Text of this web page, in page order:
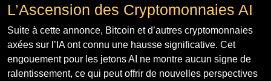
L’Ascension des Cryptomonnaies AI
Suite à cette annonce, Bitcoin et d’autres cryptomonnaies
axées sur l’IA ont connu une hausse significative. Cet
engouement pour les jetons AI ne montre aucun signe de
ralentissement, ce qui peut offrir de nouvelles perspectives